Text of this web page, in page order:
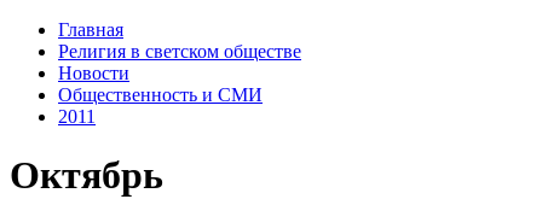
Главная
Религия в светском обществе
Новости
Общественность и СМИ
2011
Октябрь